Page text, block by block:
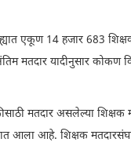
एकूण 14 हजार 683
मतदार यादीनुसार कोकण
मतदार असलेल्या शिक्षक
आला आहे. शिक्षक